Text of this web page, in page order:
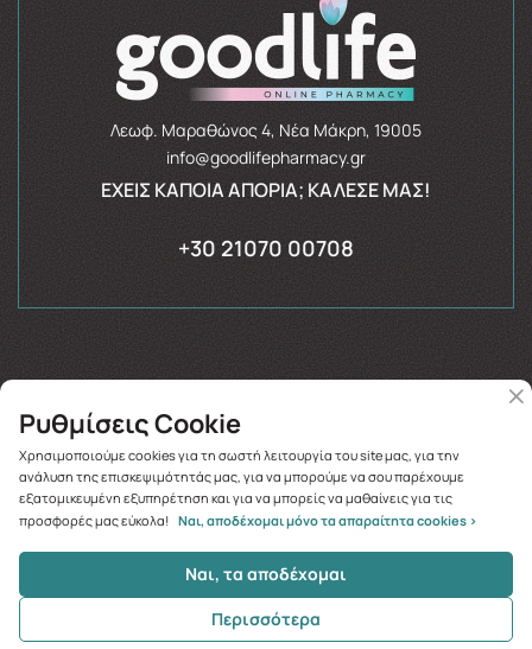
Λεωφ. Μαραθώνος 4, Νέα Μάκρη, 19005
info@goodlifepharmacy.gr
ΈΧΕΙΣ ΚΆΠΟΙΑ ΑΠΟΡΊΑ; ΚΆΛΕΣΈ ΜΑΣ!
+30 21070 00708
Αναζήτηση
Copyright © 2026
Ρυθμίσεις Cookie
Χρησιμοποιούμε cookies για τη σωστή λειτουργία του site μας, για την
ανάλυση της επισκεψιμότητάς μας, για να μπορούμε να σου παρέχουμε
εξατομικευμένη εξυπηρέτηση και για να μπορείς να μαθαίνεις για τις
προσφορές μας εύκολα! Ναι, αποδέχομαι μόνο τα απαραίτητα cookies >
Ναι, τα αποδέχομαι
Περισσότερα